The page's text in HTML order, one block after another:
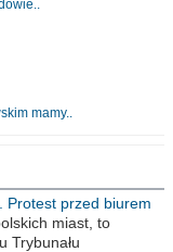
mamy..
Protest przed biurem
miast, to
Trybunału